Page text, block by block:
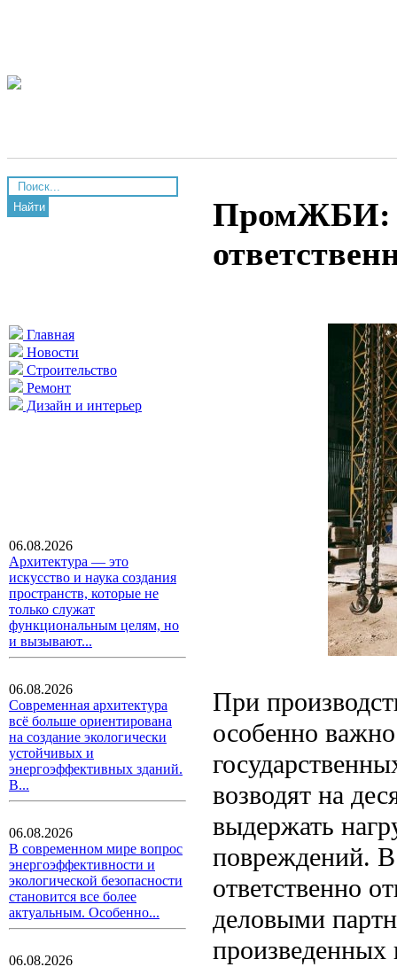
Найти
Главная
Новости
Строительство
Ремонт
Дизайн и интерьер
06.08.2026
Архитектура — это
искусство и наука создания
пространств, которые не
только служат
функциональным целям, но
и вызывают...
06.08.2026
Современная архитектура
всё больше ориентирована
на создание экологически
устойчивых и
энергоэффективных зданий.
В...
06.08.2026
В современном мире вопрос
энергоэффективности и
экологической безопасности
становится все более
актуальным. Особенно...
06.08.2026
ПромЖБИ:
При
особенно
возводят на
выдержать
повреждений.
ответственно
деловыми
произведенных